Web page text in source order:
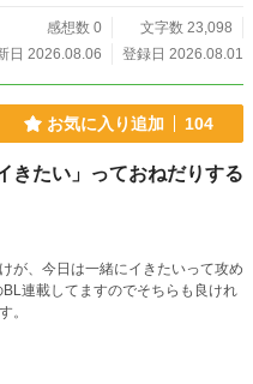
感想数 0
文字数 23,098
日 2026.08.06
登録日 2026.08.01
お気に入り追加 104
きたい」っておねだりする
が、今日は一緒にイきたいって攻め
。